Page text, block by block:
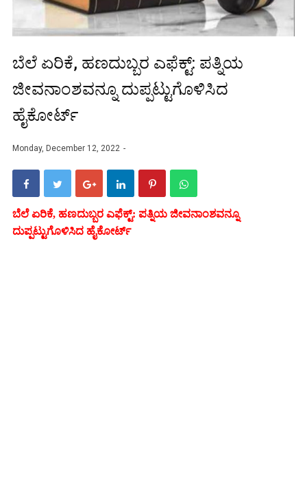
ಬೆಲೆ ಏರಿಕೆ, ಹಣದುಬ್ಬರ ಎಫೆಕ್ಟ್‌: ಪತ್ನಿಯ
ಜೀವನಾಂಶವನ್ನೂ ದುಪ್ಪಟ್ಟುಗೊಳಿಸಿದ
ಹೈಕೋರ್ಟ್‌
Monday, December 12, 2022
ಬೆಲೆ ಏರಿಕೆ, ಹಣದುಬ್ಬರ ಎಫೆಕ್ಟ್‌: ಪತ್ನಿಯ ಜೀವನಾಂಶವನ್ನೂ
ದುಪ್ಪಟ್ಟುಗೊಳಿಸಿದ ಹೈಕೋರ್ಟ್‌